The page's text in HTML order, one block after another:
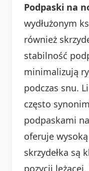
Podpaski na
wydłużonym
również
stabilność
minimalizują
podczas snu.
często
podpaskami
oferuje wysoką
skrzydełka są
pozycji